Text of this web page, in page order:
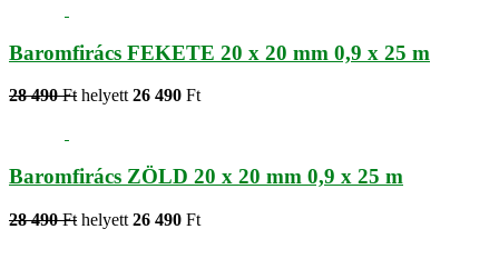
Baromfirács FEKETE 20 x 20 mm 0,9 x 25 m
28 490 Ft helyett 26 490 Ft
Baromfirács ZÖLD 20 x 20 mm 0,9 x 25 m
28 490 Ft helyett 26 490 Ft